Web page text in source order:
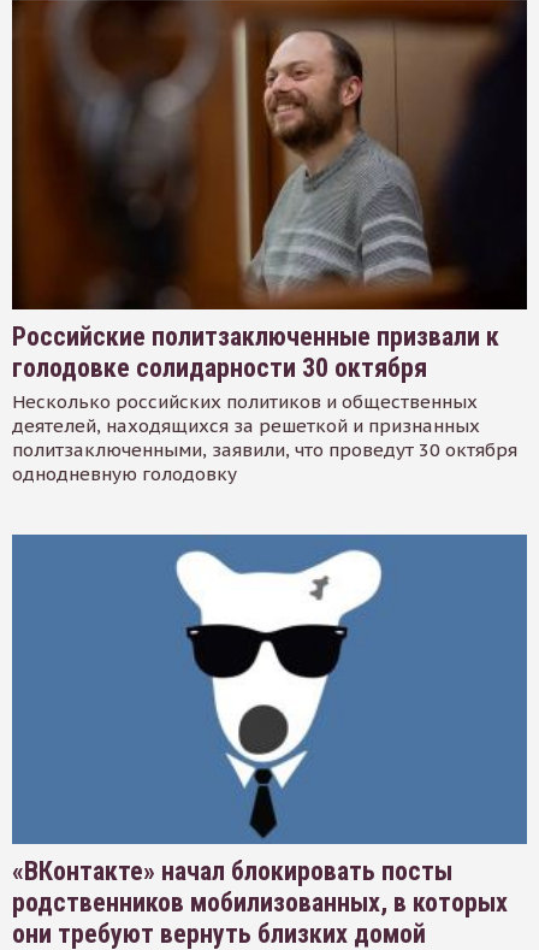
Российские политзаключенные призвали к
голодовке солидарности 30 октября
Несколько российских политиков и общественных
деятелей, находящихся за решеткой и признанных
политзаключенными, заявили, что проведут 30 октября
однодневную голодовку
«ВКонтакте» начал блокировать посты
родственников мобилизованных, в которых
они требуют вернуть близких домой